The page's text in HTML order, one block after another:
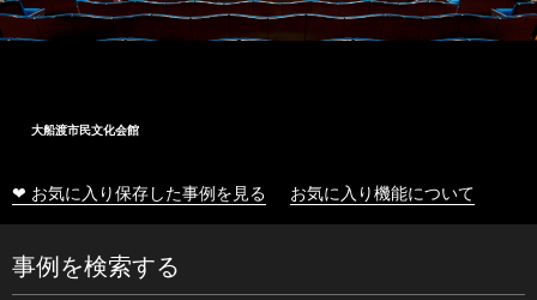
大船渡市民文化会館
❤ お気に入り保存した事例を見る お気に入り機能について
事例を検索する